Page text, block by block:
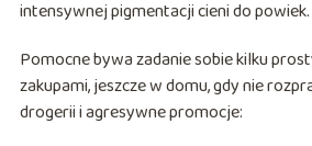
intensywnej pigmentacji cieni do powiek.
Pomocne bywa zadanie sobie kilku
zakupami, jeszcze w domu, gdy nie
drogerii i agresywne promocje: